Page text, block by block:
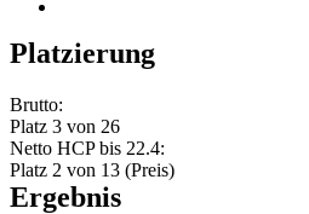
Platzierung
Brutto:
Platz 3 von 26
Netto HCP bis 22.4:
Platz 2 von 13 (Preis)
Ergebnis